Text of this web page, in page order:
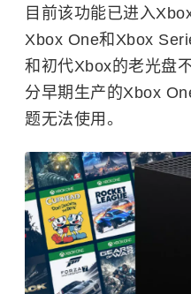
目前该功能已进入
Xbox One和Xbox
和初代Xbox的老光盘
分早期生产的Xbox
题无法使用。